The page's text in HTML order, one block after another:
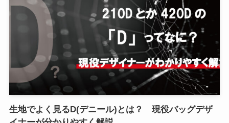
生地でよく見るD(デニール)とは？ 現役バッグデザ